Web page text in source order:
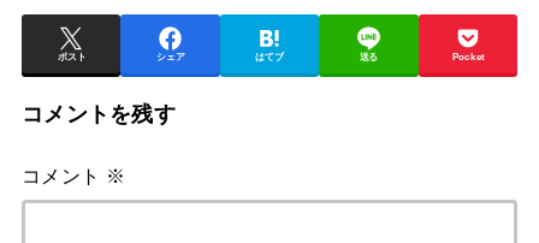
ポスト シェア はてブ 送る Pocket
コメントを残す
コメント ※